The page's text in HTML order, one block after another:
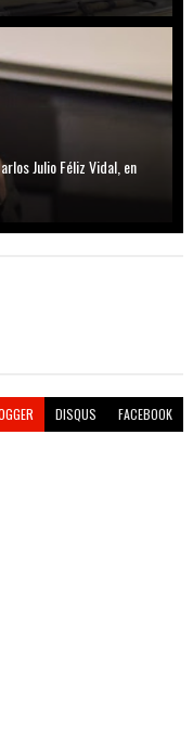
Julio Féliz Vidal, en
DISQUS FACEBOOK